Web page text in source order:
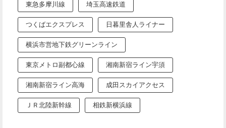
東急多摩川線 埼玉高速鉄道
つくばエクスプレス 日暮里舎人ライナー
横浜市営地下鉄グリーンライン
東京メトロ副都心線 湘南新宿ライン宇須
湘南新宿ライン高海 成田スカイアクセス
ＪＲ北陸新幹線 相鉄新横浜線